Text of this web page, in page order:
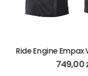
Empax V2 Vest 2022